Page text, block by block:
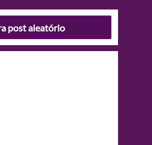
post aleatório